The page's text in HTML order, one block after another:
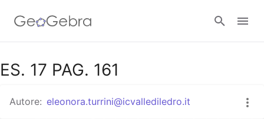
Google Classroom
GeoGebra Classroom
ES. 17 PAG. 161
Autore: eleonora.turrini@icvallediledro.it